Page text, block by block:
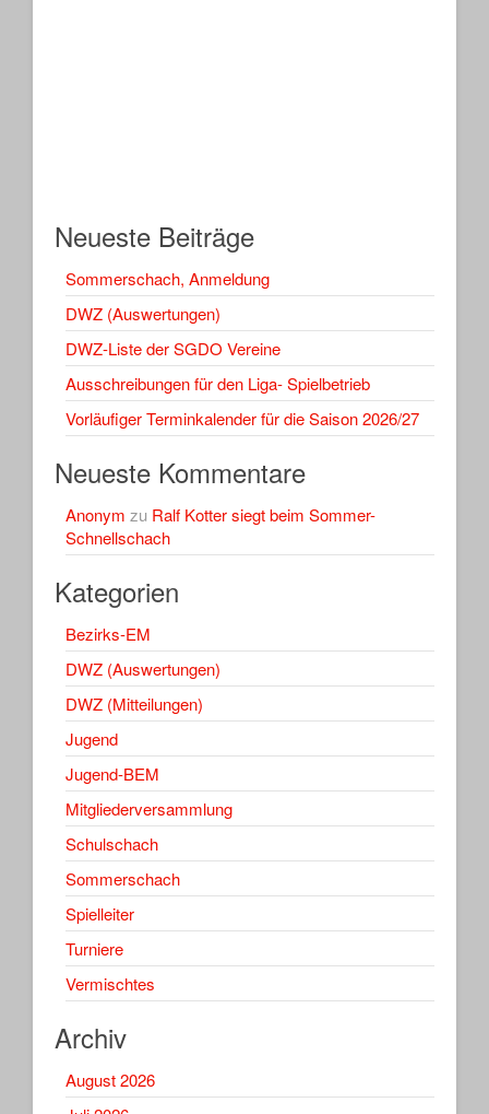
Neueste Beiträge
Sommerschach, Anmeldung
DWZ (Auswertungen)
DWZ-Liste der SGDO Vereine
Ausschreibungen für den Liga- Spielbetrieb
Vorläufiger Terminkalender für die Saison 2026/27
Neueste Kommentare
Anonym zu Ralf Kotter siegt beim Sommer-
Schnellschach
Kategorien
Bezirks-EM
DWZ (Auswertungen)
DWZ (Mitteilungen)
Jugend
Jugend-BEM
Mitgliederversammlung
Schulschach
Sommerschach
Spielleiter
Turniere
Vermischtes
Archiv
August 2026